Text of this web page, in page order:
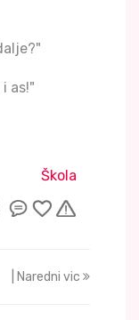
as!"
Škola
| Naredni vic